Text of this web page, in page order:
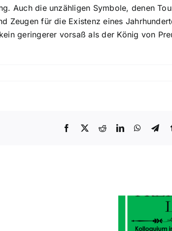
Auch die unzähligen Symbole, denen
Zeugen für die Existenz eines
geringerer vorsaß als der König von
Facebook
X RedditLinkedIn